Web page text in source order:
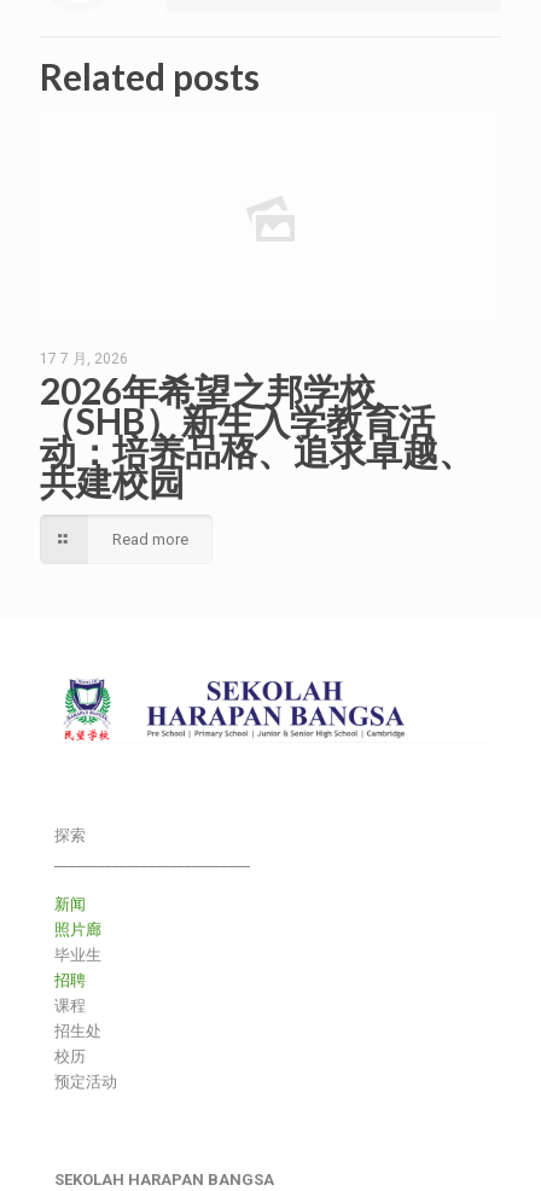
Related posts
17 7 月, 2026
2026年希望之邦学校
（SHB）新生入学教育活
动：培养品格、追求卓越、
共建校园
Read more
探索
新闻
照片廊
毕业生
招聘
课程
招生处
校历
预定活动
SEKOLAH HARAPAN BANGSA